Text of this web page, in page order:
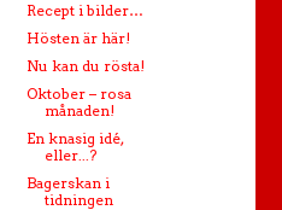
Recept i bilder…
Hösten är här!
Nu kan du rösta!
Oktober – rosa
månaden!
En knasig idé,
eller...?
Bagerskan i
tidningen